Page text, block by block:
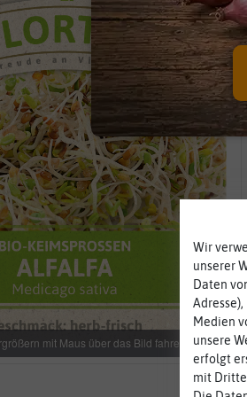
mit Maus über das Bild fahren
Wir
unserer
Daten
Medien
unsere
erfolgt
mit